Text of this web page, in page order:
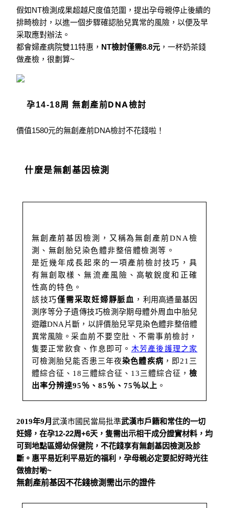
假如NT檢測成果超越尺度值范圍，提出孕母親停止後續的
排畸檢討，以進一個步驟確認胎兒異常的風險，以便及早
采取應對辦法。
都會婦產病院雙11特惠， NT檢討僅需8.8元 ，一杯奶茶錢
做產檢，很劃算~
孕14-18周 無創產前DNA檢討
價值1580元的無創產前DNA檢討不花錢啦！
什麼是無創基因檢測
無創產前基因檢測，又稱為無創產前DNA檢
測、無創胎兒染色體非整倍體檢測等。
是近幾年成長起來的一項產前檢討技巧，具
有無創取樣、無流產風險、高敏銳度和正確
性高的特色。
該技巧僅需采取妊婦靜脈血 ， 利用高通量基因
測序等分子遺傳技巧檢測孕期母體外周血中胎兒
遊離DNA片斷，以評價胎兒罕見染色體非整倍體
異常風險。采血前不要空肚、不需事前檢討，
隻要正常飲食、作息即可。 木芳產後護理之家
可檢測胎兒能否患三年夜染色體疾病 ， 即21三
體綜合征、18三體綜合征、13三體綜合征，檢
出率分辨達95％、85％、75％以上 。
2019年9月武漢市國民當局批準武漢市戶籍和常住的一切
妊婦 ，在孕12-22周+6天， 隻需出示相干成分證實材料， 均
可到地點區婦幼保健院， 不花錢享有無創基因檢測及診
斷。 惠平易近利平易近的福利， 孕母親必定要記好時光往
做檢討喲~
無創產前基因不花錢檢測需出示的證件